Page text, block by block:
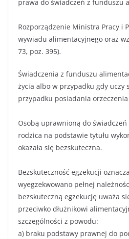
prawa do świadczeń z funduszu
Rozporządzenie Ministra Pracy i
wywiadu alimentacyjnego oraz
73, poz. 395).
Świadczenia z funduszu
życia albo w przypadku gdy uczy
przypadku posiadania
Osobą uprawnioną do
rodzica na podstawie tytułu
okazała się bezskuteczna.
Bezskuteczność egzekucji
wyegzekwowano pełnej
bezskuteczną egzekucję uważa
przeciwko dłużnikowi
szczególności z powodu:
a) braku podstawy prawnej do